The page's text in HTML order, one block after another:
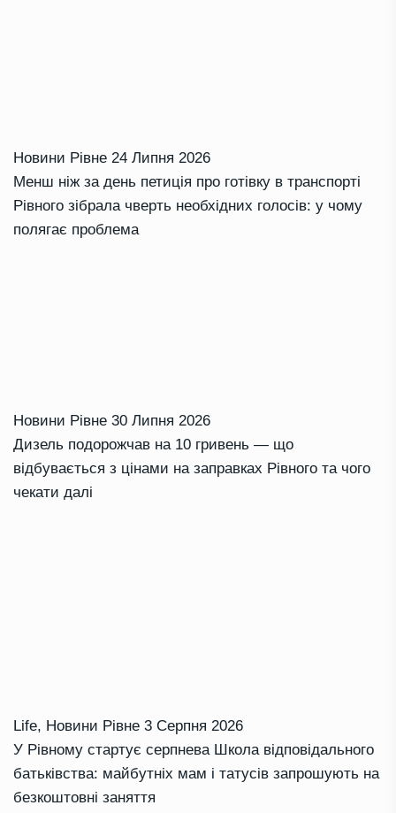
Новини Рівне 24 Липня 2026
Менш ніж за день петиція про готівку в транспорті
Рівного зібрала чверть необхідних голосів: у чому
полягає проблема
Новини Рівне 30 Липня 2026
Дизель подорожчав на 10 гривень — що
відбувається з цінами на заправках Рівного та чого
чекати далі
Life, Новини Рівне 3 Серпня 2026
У Рівному стартує серпнева Школа відповідального
батьківства: майбутніх мам і татусів запрошують на
безкоштовні заняття